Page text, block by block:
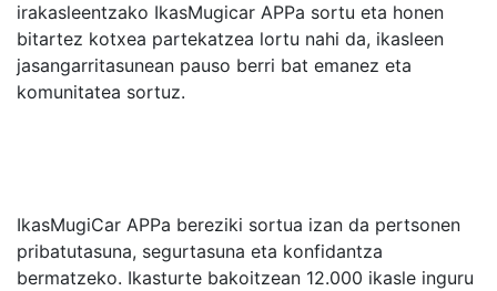
irakasleentzako IkasMugicar APPa sortu eta honen
bitartez kotxea partekatzea lortu nahi da, ikasleen
jasangarritasunean pauso berri bat emanez eta
komunitatea sortuz.
IkasMugiCar APPa bereziki sortua izan da pertsonen
pribatutasuna, segurtasuna eta konfidantza
bermatzeko. Ikasturte bakoitzean 12.000 ikasle inguru